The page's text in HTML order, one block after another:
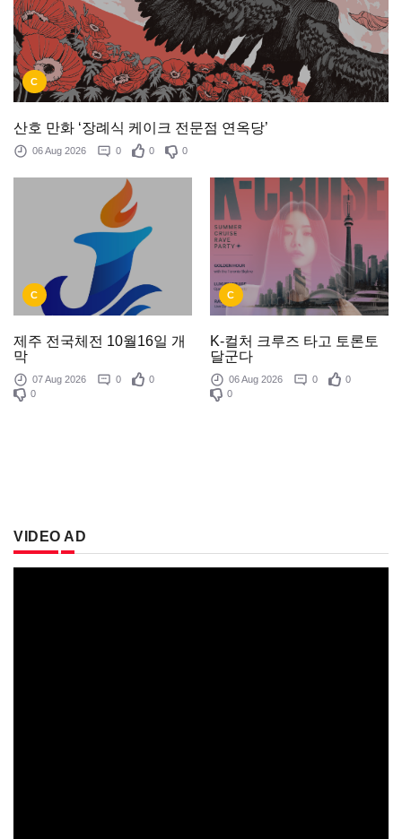
C
산호 만화 ‘장례식 케이크 전문점 연옥당’
06 Aug 2026 0 0 0
C
제주 전국체전 10월16일 개
막
07 Aug 2026 0
0
0
C
K-컬처 크루즈 타고 토론토
달군다
06 Aug 2026 0
0
0
VIDEO AD